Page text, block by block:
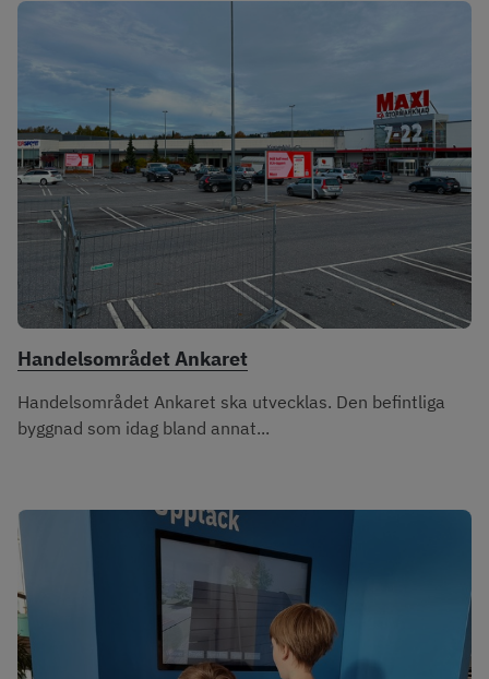
Handelsområdet Ankaret
Handelsområdet Ankaret ska utvecklas. Den befintliga
byggnad som idag bland annat...